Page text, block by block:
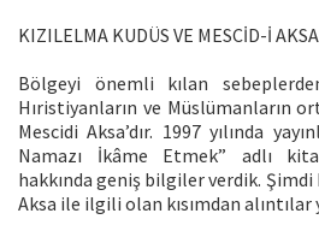
KIZILELMA KUDÜS VE MESCİD-İ AKSA
Bölgeyi önemli kılan
Hıristiyanların ve Müslümanların
Mescidi Aksa’dır. 1997 yılında
Namazı İkâme Etmek” adlı
hakkında geniş bilgiler verdik. Şimdi
Aksa ile ilgili olan kısımdan alıntılar